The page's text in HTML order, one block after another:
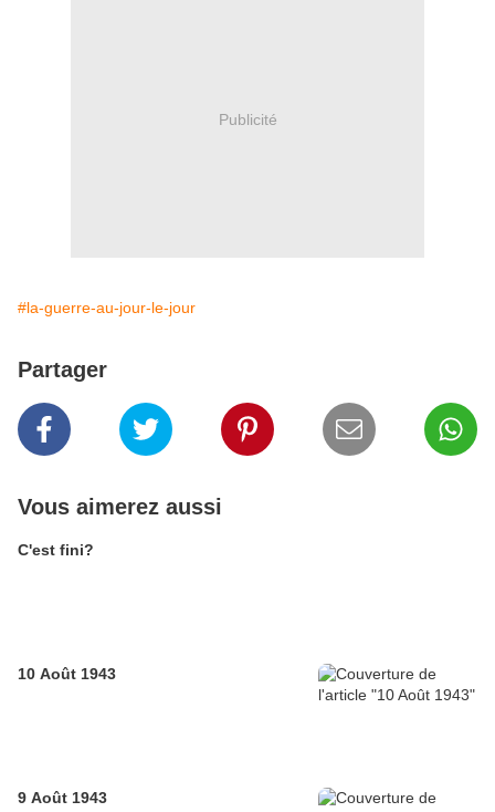
Publicité
#la-guerre-au-jour-le-jour
Partager
Vous aimerez aussi
C'est fini?
10 Août 1943
9 Août 1943